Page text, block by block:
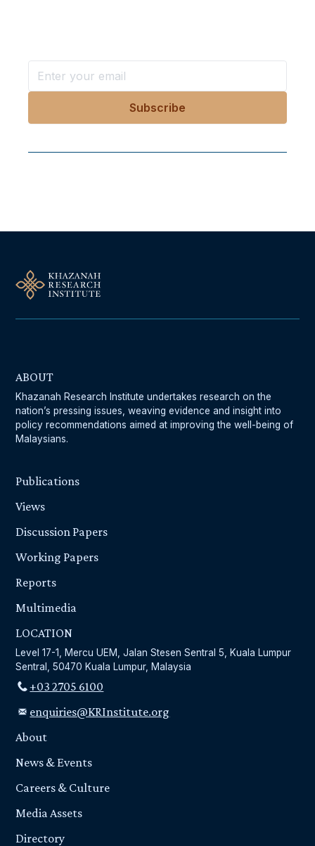
ABOUT
Khazanah Research Institute undertakes research on the
nation’s pressing issues, weaving evidence and insight into
policy recommendations aimed at improving the well-being of
Malaysians.
Publications
Views
Discussion Papers
Working Papers
Reports
Multimedia
LOCATION
Level 17-1, Mercu UEM, Jalan Stesen Sentral 5, Kuala Lumpur
Sentral, 50470 Kuala Lumpur, Malaysia
+03 2705 6100
enquiries@KRInstitute.org
About
News & Events
Careers & Culture
Media Assets
Directory